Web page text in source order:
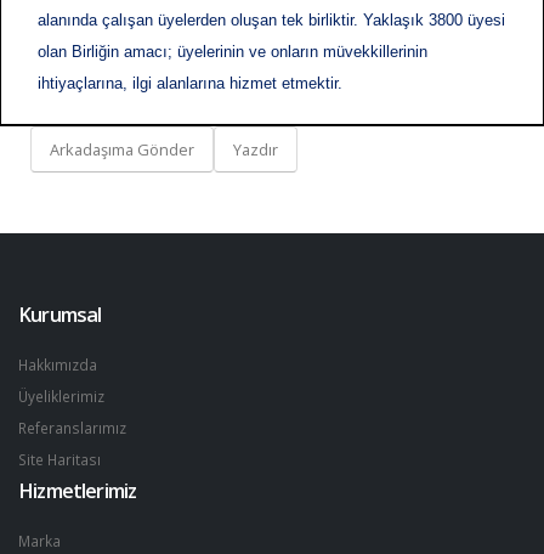
alanında çalışan üyelerden oluşan tek birliktir. Yaklaşık 3800 üyesi
olan Birliğin amacı; üyelerinin ve onların müvekkillerinin
ihtiyaçlarına, ilgi alanlarına hizmet etmektir.
Arkadaşıma Gönder Yazdır
Kurumsal
Hakkımızda
Üyeliklerimiz
Referanslarımız
Site Haritası
Hizmetlerimiz
Marka